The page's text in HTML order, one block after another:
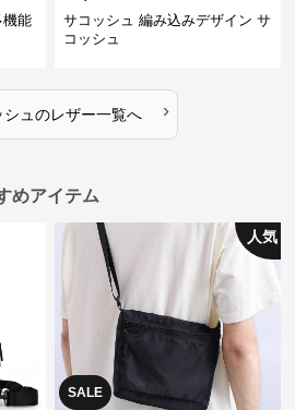
機能
サコッシュ 編み込みデザイン サ
コッシュ
ュ のレザー一覧へ ›
めアイテム
SALE
人気